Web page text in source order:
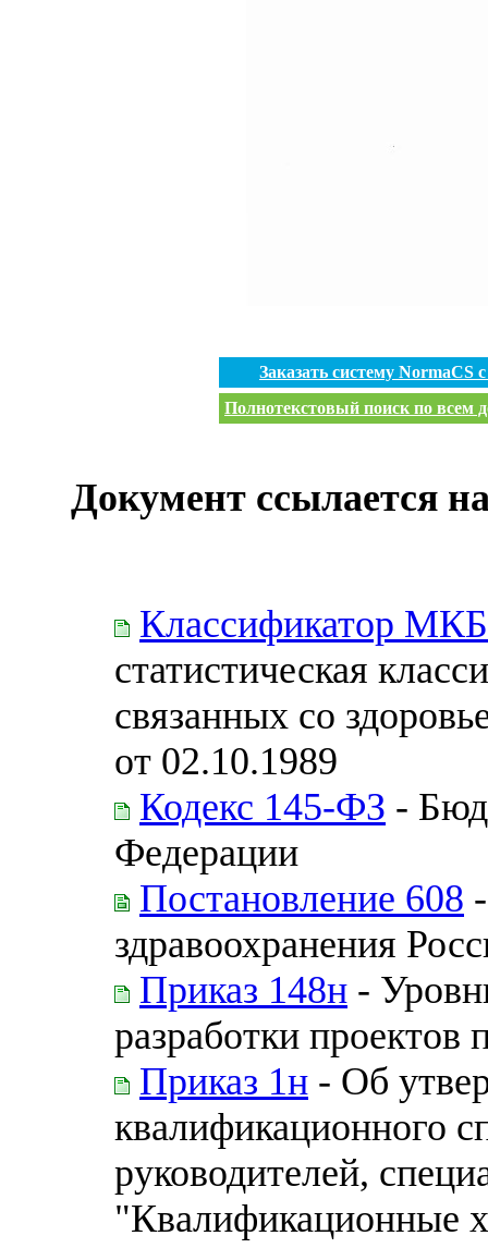
Заказать систему
Полнотекстовый поиск по всем
Документ ссылается
Классификатор
статистическая
связанных со
от 02.10.1989
Кодекс 145-ФЗ -
Федерации
Постановление 608
здравоохранения
Приказ 148н -
разработки проектов
Приказ 1н - Об
квалификационного
руководителей,
"Квалификационные